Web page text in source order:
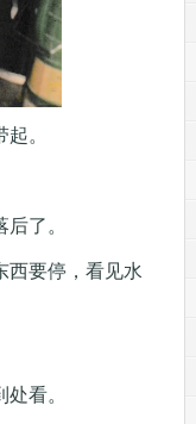
。
了。
西要停，看见水
看。